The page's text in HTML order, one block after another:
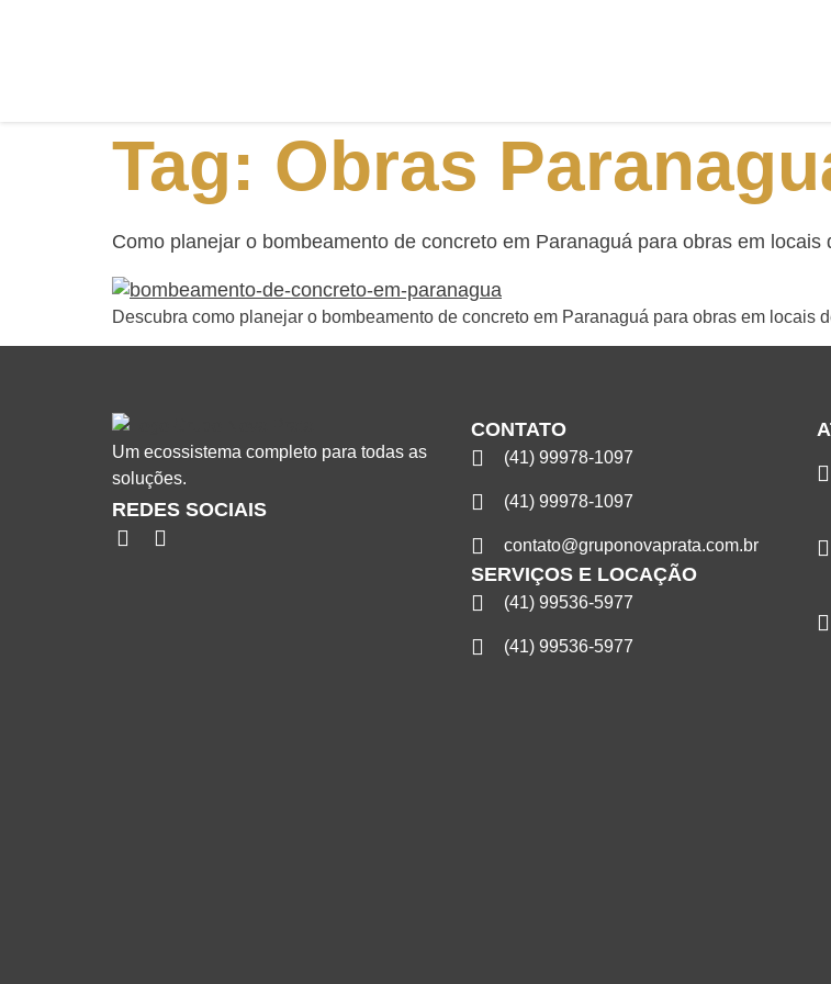
Tag: Obras
Como planejar o bombeamento de concreto em Paranaguá para obras em locais
Descubra como planejar o bombeamento de concreto em Paranaguá para obras em locais
Um ecossistema completo para todas as
soluções.
REDES SOCIAIS
CONTATO
(41) 99978-1097
(41) 99978-1097
contato@gruponovaprata.com.br
SERVIÇOS E LOCAÇÃO
(41) 99536-5977
(41) 99536-5977